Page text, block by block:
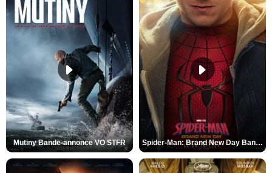
Mutiny Bande-annonce VO STFR Spider-Man: Brand New Day Bande-annonce VO STFR